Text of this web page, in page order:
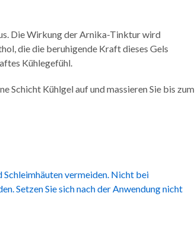
Die Wirkung der Arnika-Tinktur wird
die die beruhigende Kraft dieses Gels
Kühlegefühl.
Schicht Kühlgel auf und massieren Sie bis zum
vermeiden. Nicht bei
Setzen Sie sich nach der Anwendung nicht